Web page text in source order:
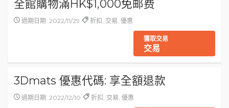
全館購物滿HK$1,000免邮费
過期日期: 2022/11/29 折扣, 交易, 優惠
獲取交易
交易
3Dmats 優惠代碼: 享全額退款
過期日期: 2022/12/10 折扣, 交易, 優惠